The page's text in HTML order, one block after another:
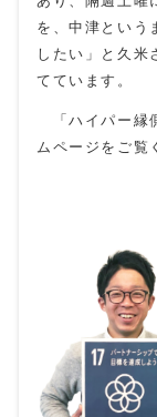
を、中津という
したい」と久米
てています。
「ハイパー縁
ムページをご覧